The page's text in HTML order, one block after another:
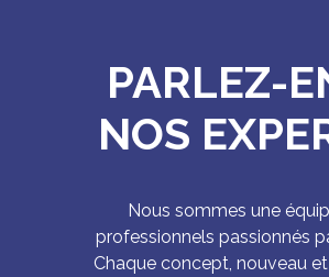
PARLEZ-
NOS
Nous sommes une
professionnels passionnés
Chaque concept, nouveau